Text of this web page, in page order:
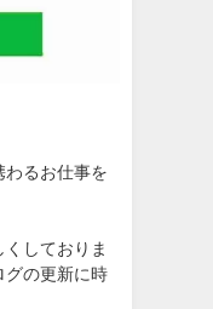
わるお仕事を
しておりま
グの更新に時